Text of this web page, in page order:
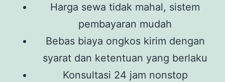
Harga sewa tidak mahal, sistem
pembayaran mudah
Bebas biaya ongkos kirim dengan
syarat dan ketentuan yang berlaku
Konsultasi 24 jam nonstop